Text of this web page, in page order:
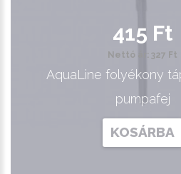
415 Ft
Nettó ár: 327 Ft
AquaLine folyékony
pumpafej
KOSÁRBA